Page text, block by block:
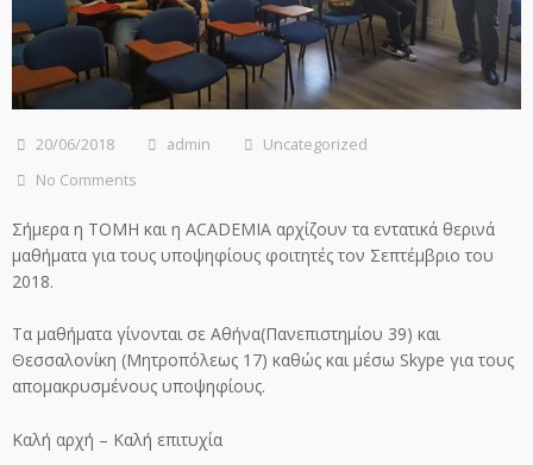
20/06/2018 admin
Uncategorized
No Comments
Σήμερα η ΤΟΜΗ και η ACADEMIA αρχίζουν τα εντατικά θερινά
μαθήματα για τους υποψηφίους φοιτητές τον Σεπτέμβριο του
2018.
Τα μαθήματα γίνονται σε Αθήνα(Πανεπιστημίου 39) και
Θεσσαλονίκη (Μητροπόλεως 17) καθώς και μέσω Skype για τους
απομακρυσμένους υποψηφίους.
Καλή αρχή – Καλή επιτυχία